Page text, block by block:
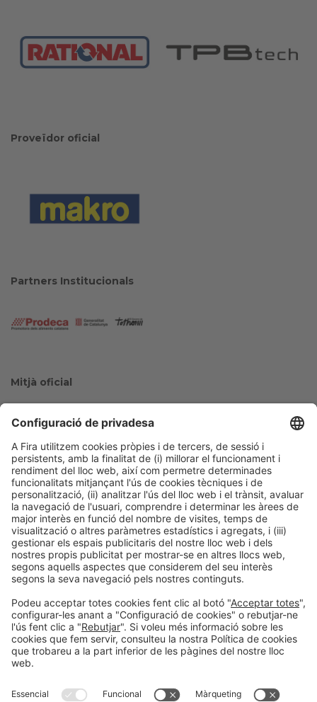
Proveïdor oficial
Partners Institucionals
Mitjà oficial
Col·laboradors